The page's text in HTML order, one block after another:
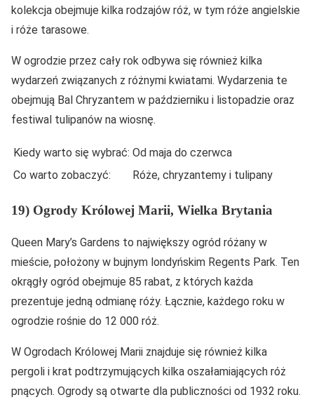
kolekcja obejmuje kilka rodzajów róż, w tym róże angielskie
i róże tarasowe.
W ogrodzie przez cały rok odbywa się również kilka
wydarzeń związanych z różnymi kwiatami. Wydarzenia te
obejmują Bal Chryzantem w październiku i listopadzie oraz
festiwal tulipanów na wiosnę.
Kiedy warto się wybrać: Od maja do czerwca
Co warto zobaczyć:
Róże, chryzantemy i tulipany
19) Ogrody Królowej Marii, Wielka Brytania
Queen Mary’s Gardens to największy ogród różany w
mieście, położony w bujnym londyńskim Regents Park. Ten
okrągły ogród obejmuje 85 rabat, z których każda
prezentuje jedną odmianę róży. Łącznie, każdego roku w
ogrodzie rośnie do 12 000 róż.
W Ogrodach Królowej Marii znajduje się również kilka
pergoli i krat podtrzymujących kilka oszałamiających róż
pnących. Ogrody są otwarte dla publiczności od 1932 roku.